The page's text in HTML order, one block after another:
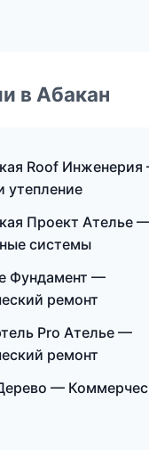
в Абакан
Roof
утепление
Проект Ателье
системы
Фундамент —
ремонт
Pro Ателье —
ремонт
—